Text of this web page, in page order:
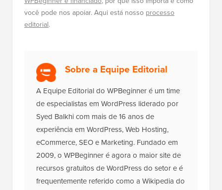
Como Iniciar um Podcast (e Torná-lo
Como Instalar o Google Analytics no
WordPress para Iniciantes
Divulgação:Nosso conteúdo é apoiado pelo leitor. Isso
significa que se você clicar em alguns de nossos links,
poderemos ganhar uma comissão. Vejacomo o
WPBeginner é financiado, por que isso importa e como
você pode nos apoiar. Aqui está nossoprocesso
editorial.